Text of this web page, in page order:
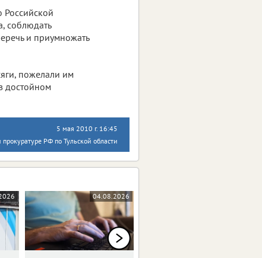
Российской
соблюдать
и приумножать
пожелали им
достойном
5 мая 2010 г. 16:45
РФ по Тульской области
04.08.2026